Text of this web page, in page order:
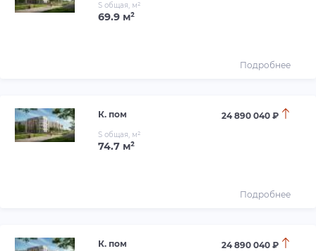
S общая, м²
69.9 м²
Подробнее
К. пом 24 890 040 ₽
S общая, м²
74.7 м²
Подробнее
К. пом 24 890 040 ₽